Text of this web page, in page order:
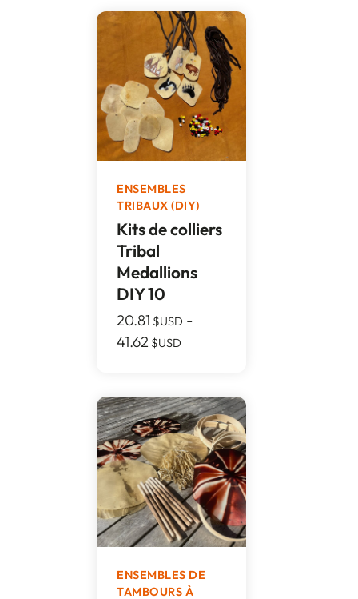
ENSEMBLES
TRIBAUX (DIY)
Kits de colliers
Tribal
Medallions
DIY 10
20.81 $USD -
41.62 $USD
ENSEMBLES DE
TAMBOURS À